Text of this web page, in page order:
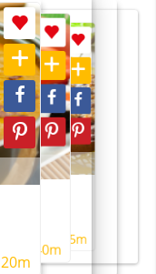
20m
40m
55m